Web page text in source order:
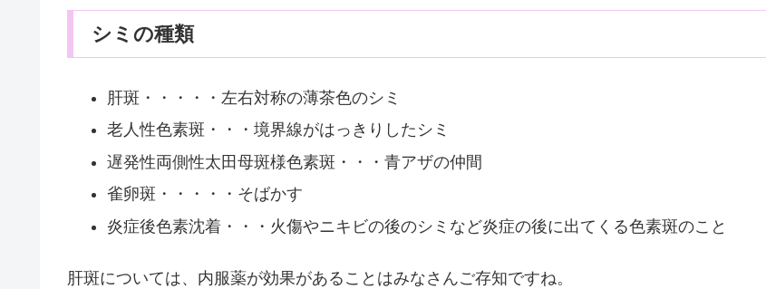
シミの種類
肝斑・・・・・左右対称の薄茶色のシミ
老人性色素斑・・・境界線がはっきりしたシミ
遅発性両側性太田母斑様色素斑・・・青アザの仲間
雀卵斑・・・・・そばかす
炎症後色素沈着・・・火傷やニキビの後のシミなど炎症の後に出てくる色素斑のこと
肝斑については、内服薬が効果があることはみなさんご存知ですね。